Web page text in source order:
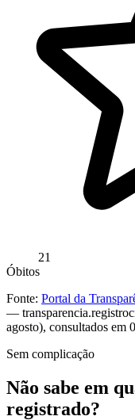
21
Óbitos
Fonte: Portal da
—
agosto), consultados em
Sem complicação
Não sabe em
registrado?